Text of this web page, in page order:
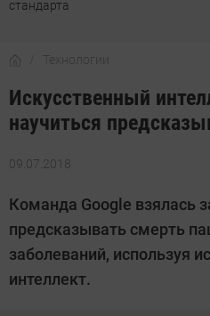
Технологии
Искусственный
научиться
09.07.2018
Автор:
Касьянова
Команда Google взялась
предсказывать смерть
заболеваний, используя
интеллект.